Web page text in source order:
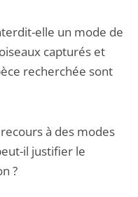
elle un mode de
capturés et
recherchée sont
à des modes
il justifier le
?